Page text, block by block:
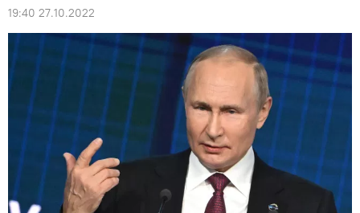
19:40 27.10.2022